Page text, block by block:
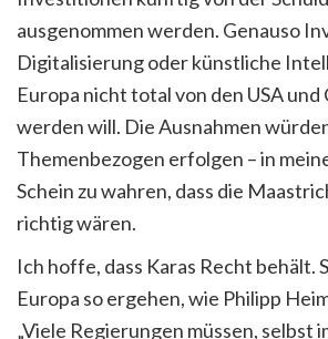
ausgenommen werden. Genauso
Digitalisierung oder künstliche
Europa nicht total von den USA und
werden will. Die Ausnahmen
Themenbezogen erfolgen – in
Schein zu wahren, dass die
richtig wären.
Ich hoffe, dass Karas Recht behält.
Europa so ergehen, wie Philipp
„Viele Regierungen müssen, selbst